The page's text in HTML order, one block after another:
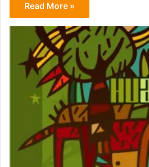
Read More »